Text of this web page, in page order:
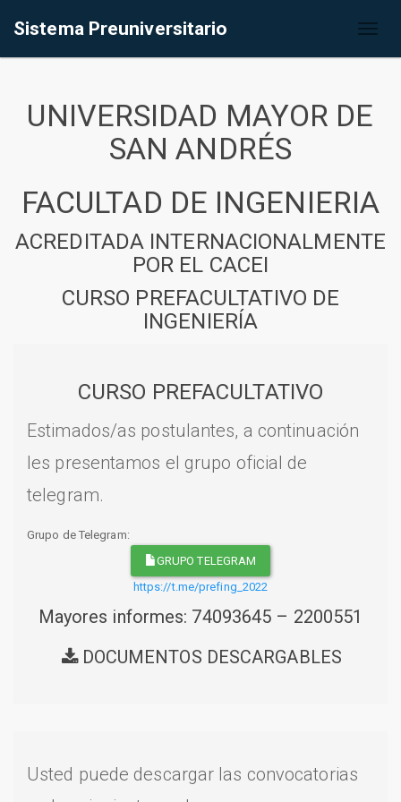
Sistema Preuniversitario
UNIVERSIDAD MAYOR DE
SAN ANDRÉS
FACULTAD DE INGENIERIA
ACREDITADA INTERNACIONALMENTE
POR EL CACEI
CURSO PREFACULTATIVO DE
INGENIERÍA
CURSO PREFACULTATIVO
Estimados/as postulantes, a continuación
les presentamos el grupo oficial de
telegram.
Grupo de Telegram:
GRUPO TELEGRAM
https://t.me/prefing_2022
Mayores informes: 74093645 – 2200551
DOCUMENTOS DESCARGABLES
Usted puede descargar las convocatorias